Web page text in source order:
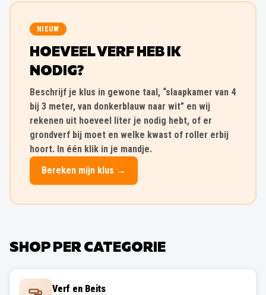
NIEUW
HOEVEEL VERF HEB IK
NODIG?
Beschrijf je klus in gewone taal, “slaapkamer van 4
bij 3 meter, van donkerblauw naar wit” en wij
rekenen uit hoeveel liter je nodig hebt, of er
grondverf bij moet en welke kwast of roller erbij
hoort. In één klik in je mandje.
Bereken mijn klus →
SHOP PER CATEGORIE
Verf en Beits